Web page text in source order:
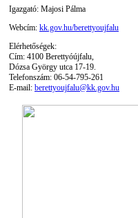
Igazgató: Majosi Pálma
Webcím: kk.gov.hu/berettyoujfalu
Elérhetőségek:
Cím: 4100 Berettyóújfalu,
Dózsa György utca 17-19.
Telefonszám: 06-54-795-261
E-mail: berettyoujfalu@kk.gov.hu